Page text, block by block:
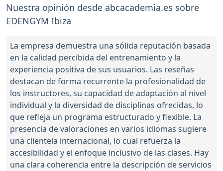
Nuestra opinión desde abcacademia.es sobre
EDENGYM Ibiza
La empresa demuestra una sólida reputación basada
en la calidad percibida del entrenamiento y la
experiencia positiva de sus usuarios. Las reseñas
destacan de forma recurrente la profesionalidad de
los instructores, su capacidad de adaptación al nivel
individual y la diversidad de disciplinas ofrecidas, lo
que refleja un programa estructurado y flexible. La
presencia de valoraciones en varios idiomas sugiere
una clientela internacional, lo cual refuerza la
accesibilidad y el enfoque inclusivo de las clases. Hay
una clara coherencia entre la descripción de servicios